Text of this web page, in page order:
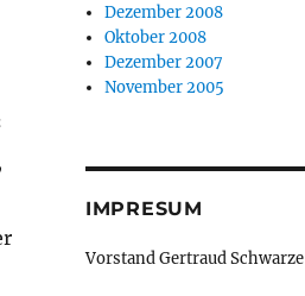
Dezember 2008
Oktober 2008
Dezember 2007
November 2005
IMPRESUM
Vorstand Gertraud Schwarze